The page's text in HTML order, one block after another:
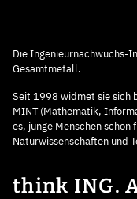
Die Ingenieurnachwuchs-
Gesamtmetall.
Seit 1998 widmet sie sich
MINT (Mathematik,
es, junge Menschen
Naturwissenschaften und
think ING.